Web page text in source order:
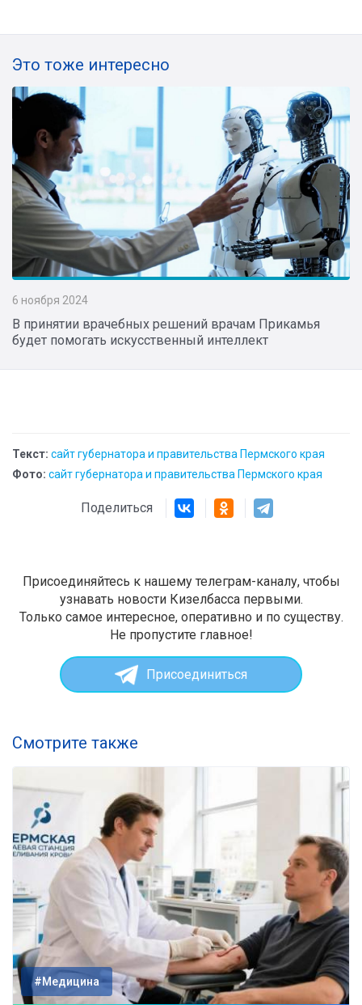
Это тоже интересно
6 ноября 2024
В принятии врачебных решений врачам Прикамья
будет помогать искусственный интеллект
Текст: сайт губернатора и правительства Пермского края
Фото: сайт губернатора и правительства Пермского края
Поделиться
Присоединяйтесь к нашему телеграм-каналу, чтобы
узнавать новости Кизелбасса первыми.
Только самое интересное, оперативно и по существу.
Не пропустите главное!
Присоединиться
Смотрите также
#Медицина